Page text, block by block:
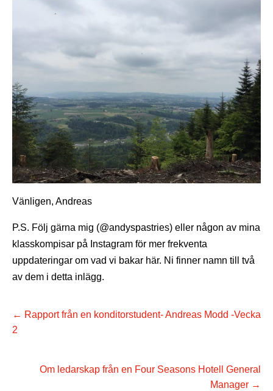
Vänligen, Andreas
P.S. Följ gärna mig (@andyspastries) eller någon av mina
klasskompisar på Instagram för mer frekventa
uppdateringar om vad vi bakar här. Ni finner namn till två
av dem i detta inlägg.
← Rapport från en konditorstudent- Andreas Modd -Vecka
2
Om ledarskap från en Four Seasons Hotell General
Manager →